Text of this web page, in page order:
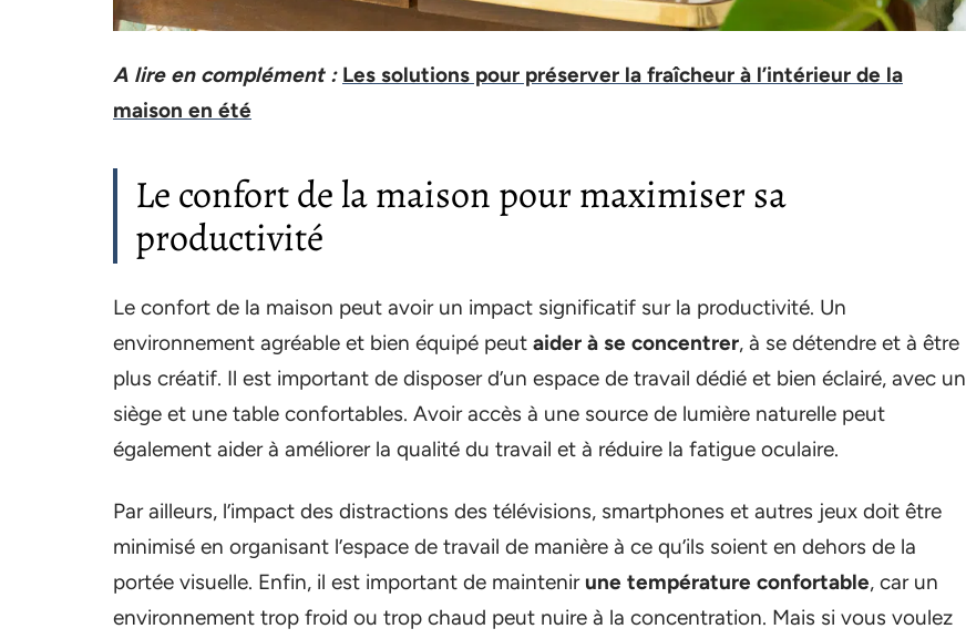
A lire en complément : Les solutions pour préserver la fraîcheur à l’intérieur de la
maison en été
Le confort de la maison pour maximiser sa
productivité
Le confort de la maison peut avoir un impact significatif sur la productivité. Un
environnement agréable et bien équipé peut aider à se concentrer, à se détendre et à être
plus créatif. Il est important de disposer d’un espace de travail dédié et bien éclairé, avec un
siège et une table confortables. Avoir accès à une source de lumière naturelle peut
également aider à améliorer la qualité du travail et à réduire la fatigue oculaire.
Par ailleurs, l’impact des distractions des télévisions, smartphones et autres jeux doit être
minimisé en organisant l’espace de travail de manière à ce qu’ils soient en dehors de la
portée visuelle. Enfin, il est important de maintenirune température confortable, car un
environnement trop froid ou trop chaud peut nuire à la concentration. Mais si vous voulez